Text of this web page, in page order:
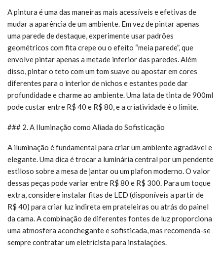
A pintura é uma das maneiras mais acessíveis e efetivas de
mudar a aparência de um ambiente. Em vez de pintar apenas
uma parede de destaque, experimente usar padrões
geométricos com fita crepe ou o efeito “meia parede”, que
envolve pintar apenas a metade inferior das paredes. Além
disso, pintar o teto com um tom suave ou apostar em cores
diferentes para o interior de nichos e estantes pode dar
profundidade e charme ao ambiente. Uma lata de tinta de 900ml
pode custar entre R$ 40 e R$ 80, e a criatividade é o limite.
### 2. A Iluminação como Aliada do Sofisticação
A iluminação é fundamental para criar um ambiente agradável e
elegante. Uma dica é trocar a luminária central por um pendente
estiloso sobre a mesa de jantar ou um plafon moderno. O valor
dessas peças pode variar entre R$ 80 e R$ 300. Para um toque
extra, considere instalar fitas de LED (disponíveis a partir de
R$ 40) para criar luz indireta em prateleiras ou atrás do painel
da cama. A combinação de diferentes fontes de luz proporciona
uma atmosfera aconchegante e sofisticada, mas recomenda-se
sempre contratar um eletricista para instalações.